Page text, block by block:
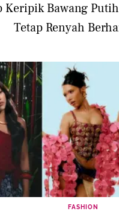
Keripik Bawang
Tetap Renyah
FASHION